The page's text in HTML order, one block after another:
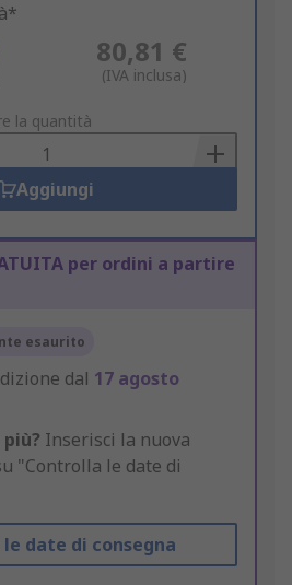
80,81 €
(IVA inclusa)
la quantità
Aggiungi
per ordini a partire
esaurito
dal 17 agosto
Inserisci la nuova
"Controlla le date di
date di consegna